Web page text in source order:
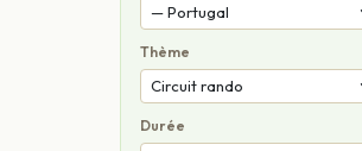
Thème
Durée